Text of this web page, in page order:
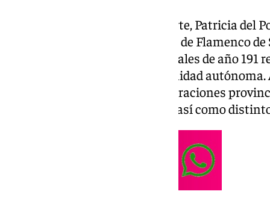
La consejera de Cultura y Deporte, Patricia del
en la sede del Instituto Andaluz de Flamenco
de Peñas, que ofrecerá hasta finales de año
en otras tantas peñas la comunidad
representantes de las ocho federaciones
Andaluza de Peñas Flamencas, así como